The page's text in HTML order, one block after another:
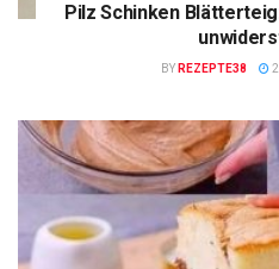
Pilz Schinken
BY REZEPTE38